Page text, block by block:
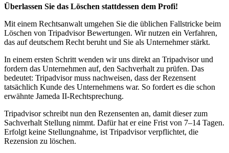
Überlassen Sie das Löschen stattdessen dem Profi!
Mit einem Rechtsanwalt umgehen Sie die üblichen Fallstricke beim
Löschen von Tripadvisor Bewertungen. Wir nutzen ein Verfahren,
das auf deutschem Recht beruht und Sie als Unternehmer stärkt.
In einem ersten Schritt wenden wir uns direkt an Tripadvisor und
fordern das Unternehmen auf, den Sachverhalt zu prüfen. Das
bedeutet: Tripadvisor muss nachweisen, dass der Rezensent
tatsächlich Kunde des Unternehmens war. So fordert es die schon
erwähnte Jameda II-Rechtsprechung.
Tripadvisor schreibt nun den Rezensenten an, damit dieser zum
Sachverhalt Stellung nimmt. Dafür hat er eine Frist von 7–14 Tagen.
Erfolgt keine Stellungnahme, ist Tripadvisor verpflichtet, die
Rezension zu löschen.